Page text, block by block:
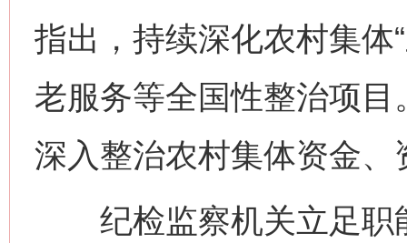
指出，持续深化农村集体
老服务等全国性整治项
深入整治农村集体资金
纪检监察机关立足职